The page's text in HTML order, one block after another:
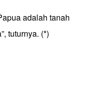
adalah tanah
tuturnya. (*)